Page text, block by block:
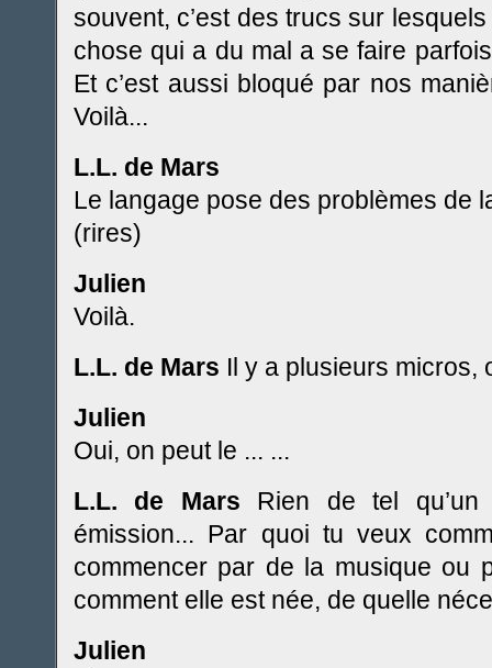
souvent, c’est des trucs sur
chose qui a du mal a se faire
Et c’est aussi bloqué par nos
Voilà...
L.L. de Mars
Le langage pose des problèmes de
(rires)
Julien
Voilà.
L.L. de Mars Il y a plusieurs micros,
Julien
Oui, on peut le ... ...
L.L. de Mars
Rien de tel
émission... Par quoi tu veux
commencer par de la musique ou
comment elle est née, de quelle
Julien